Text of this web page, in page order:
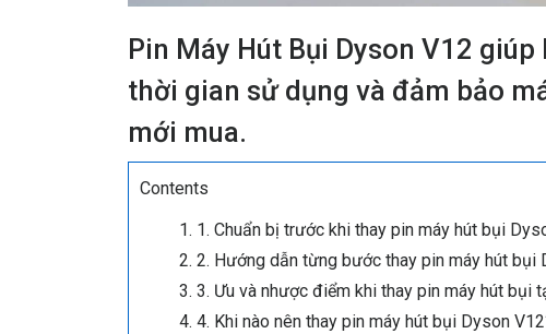
Pin Máy Hút Bụi Dyson V12
thời gian sử dụng và đảm bảo
mới mua.
Contents
1. Chuẩn bị trước khi thay pin máy hút bụi
2. Hướng dẫn từng bước thay pin máy hút bụi
3. Ưu và nhược điểm khi thay pin máy hút bụi
4. Khi nào nên thay pin máy hút bụi Dyson